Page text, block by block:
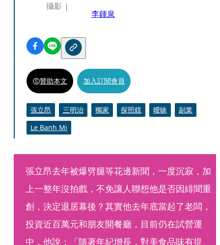
攝影
李鍾泉
贊助本文 加入訂閱會員
張立昂 三明治 獨家 探照鏡 曖昧
副業
Le Banh Mi
張立昂去年被爆劈腿等花邊新聞，一度沉寂，加
上一整年沒拍戲，不免讓人聯想他是否因緋聞重
創，決定退居幕後？其實他去年底當起了老闆，
投資近百萬元和朋友開餐廳，目前仍在試營運
中，他說：「隨著年紀增長，對美食品味有提